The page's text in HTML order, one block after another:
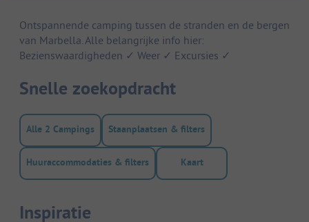
Ontspannende camping tussen de stranden en de bergen
van Marbella. Alle belangrijke info hier:
Bezienswaardigheden ✓ Weer ✓ Excursies ✓
Snelle zoekopdracht
Alle 2 Campings Staanplaatsen & filters
Huuraccommodaties & filters Kaart
Inspiratie